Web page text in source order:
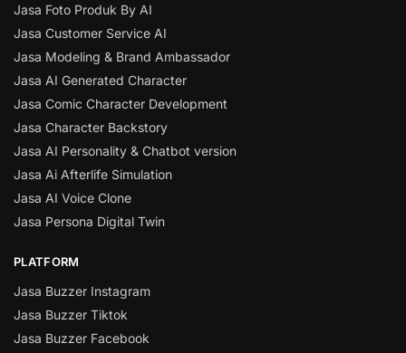
Jasa Foto Produk By AI
Jasa Customer Service AI
Jasa Modeling & Brand Ambassador
Jasa AI Generated Character
Jasa Comic Character Development
Jasa Character Backstory
Jasa AI Personality & Chatbot version
Jasa Ai Afterlife Simulation
Jasa AI Voice Clone
Jasa Persona Digital Twin
PLATFORM
Jasa Buzzer Instagram
Jasa Buzzer Tiktok
Jasa Buzzer Facebook